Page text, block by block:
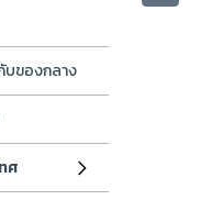
บของกลาง
ศ